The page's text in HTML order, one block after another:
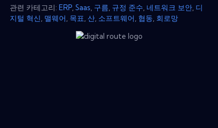
관련 카테고리: ERP Saas 구름 규정 준수 네트워크 보안 디
지털 혁신 맬웨어 목표 산 소프트웨어 협동 회로망